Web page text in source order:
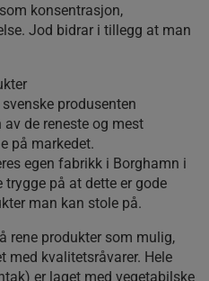
konsentrasjon,
Jod bidrar i tillegg at man
produsenten
de reneste og mest
på markedet.
egen fabrikk i Borghamn i
på at dette er gode
man kan stole på.
rene produkter som mulig,
med kvalitetsråvarer. Hele
er laget med vegetabilske